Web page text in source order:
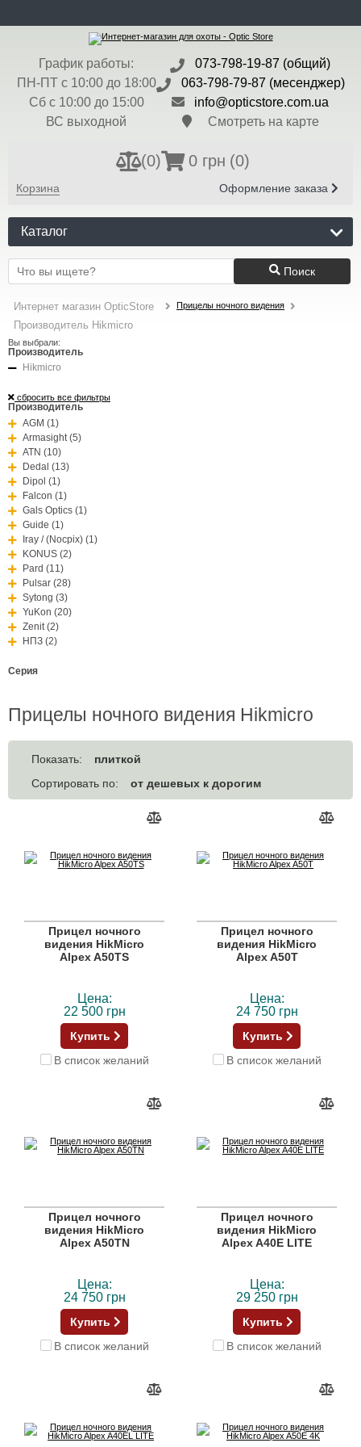
$ - 45 грн
Вход
Регистрация
График работы:
ПН-ПТ с 10:00 до 18:00
Сб с 10:00 до 15:00
ВС выходной
073-798-19-87 (общий)
063-798-79-87 (месенджер)
info@opticstore.com.ua
Смотреть на карте
(0) 0 грн (0)
Корзина Оформление заказа
Каталог
Поиск
Интернет магазин OpticStore Прицелы ночного видения
Производитель Hikmicro
Вы выбрали:
Производитель
Hikmicro
сбросить все фильтры
Производитель
AGM (1)
Armasight (5)
ATN (10)
Dedal (13)
Dipol (1)
Falcon (1)
Gals Optics (1)
Guide (1)
Iray / (Nocpix) (1)
KONUS (2)
Pard (11)
Pulsar (28)
Sytong (3)
YuKon (20)
Zenit (2)
НПЗ (2)
Серия
Прицелы ночного видения Hikmicro
Показать:
плиткой
Сортировать по:
от дешевых к дорогим
Прицел ночного
видения HikMicro
Alpex A50TS
Цена:
22 500 грн
Купить
В список желаний
Прицел ночного
видения HikMicro
Alpex A50T
Цена:
24 750 грн
Купить
В список желаний
Прицел ночного
видения HikMicro
Alpex A50TN
Цена:
24 750 грн
Купить
В список желаний
Прицел ночного
видения HikMicro
Alpex A40E LITE
Цена:
29 250 грн
Купить
В список желаний